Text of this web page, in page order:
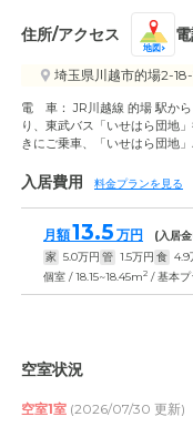
住所/アクセス
地図
埼玉県川越市的場2-18-
電 車： JR川越線 的場 駅から
り、東武バス「いせはら団地
きにご乗車、「いせはら団地
入居費用 料金プランを見る
月額13.5 万円 (入居金
家 5.0万円 管 1.5万円 食 4.9
個室 / 18.15~18.45m2 / 基本プ
空室状況
空室1室 (2026/07/30 更新)